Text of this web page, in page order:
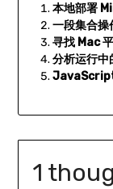
本地部署
一段集合操
寻找 Mac
分析运行
JavaScript
1